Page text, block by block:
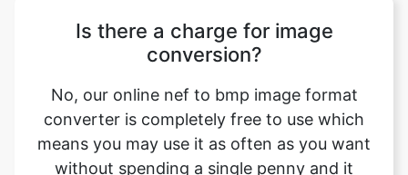
converter is completely free to use which
means you may use it as often as you want
without spending a single penny and it
does not require installation. Our free
online image converting tool can be used
by anybody and everybody. For using this